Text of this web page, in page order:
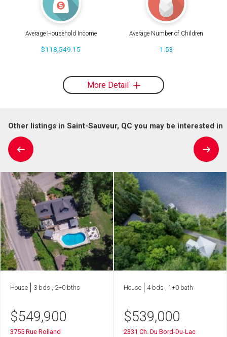
Average Household Income
$118,549.15
Average Number of Children
1.53
More Detail
Other listings in Saint-Sauveur, QC you may be interested in
House 3 bds , 2+0 bths
$549,900
3755 Rue Rolland
House 4 bds , 1+0 bath
$539,000
2331 Ch. Du Bord-Du-Lac